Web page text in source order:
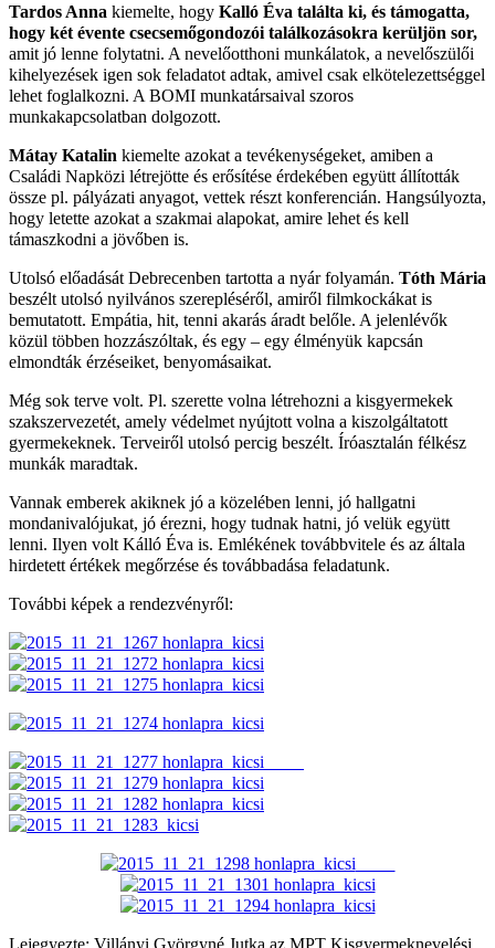
Tardos Anna kiemelte, hogy Kalló Éva találta ki, és támogatta,
hogy két évente csecsemőgondozói találkozásokra kerüljön sor,
amit jó lenne folytatni. A nevelőotthoni munkálatok, a nevelőszülői
kihelyezések igen sok feladatot adtak, amivel csak elkötelezettséggel
lehet foglalkozni. A BOMI munkatársaival szoros
munkakapcsolatban dolgozott.
Mátay Katalin kiemelte azokat a tevékenységeket, amiben a
Családi Napközi létrejötte és erősítése érdekében együtt állították
össze pl. pályázati anyagot, vettek részt konferencián. Hangsúlyozta,
hogy letette azokat a szakmai alapokat, amire lehet és kell
támaszkodni a jövőben is.
Utolsó előadását Debrecenben tartotta a nyár folyamán. Tóth Mária
beszélt utolsó nyilvános szerepléséről, amiről filmkockákat is
bemutatott. Empátia, hit, tenni akarás áradt belőle. A jelenlévők
közül többen hozzászóltak, és egy – egy élményük kapcsán
elmondták érzéseiket, benyomásaikat.
Még sok terve volt. Pl. szerette volna létrehozni a kisgyermekek
szakszervezetét, amely védelmet nyújtott volna a kiszolgáltatott
gyermekeknek. Terveiről utolsó percig beszélt. Íróasztalán félkész
munkák maradtak.
Vannak emberek akiknek jó a közelében lenni, jó hallgatni
mondanivalójukat, jó érezni, hogy tudnak hatni, jó velük együtt
lenni. Ilyen volt Kálló Éva is. Emlékének továbbvitele és az általa
hirdetett értékek megőrzése és továbbadása feladatunk.
További képek a rendezvényről:
Lejegyezte: Villányi Györgyné Jutka az MPT Kisgyermeknevelési